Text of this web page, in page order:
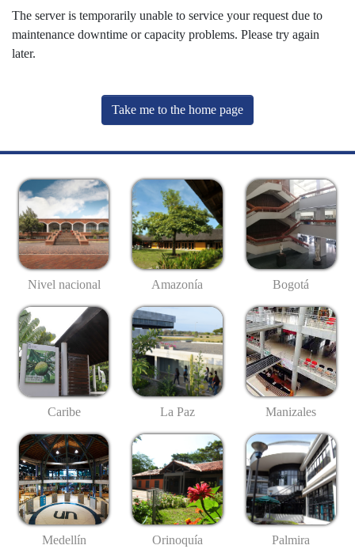
The server is temporarily unable to service your request due to
maintenance downtime or capacity problems. Please try again
later.
Take me to the home page
Nivel nacional Amazonía Bogotá
Caribe La Paz Manizales
Medellín Orinoquía Palmira